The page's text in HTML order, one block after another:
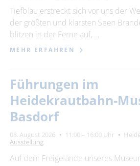
Tiefblau erstreckt sich vor uns der
der größten und klarsten Seen
blitzen in der Ferne auf, …
MEHR ERFAHREN
Führungen im
Heidekrautbahn-
Basdorf
08. August 2026 11:00 – 16:00 Uhr
Ausstellung
Auf dem Freigelände unseres